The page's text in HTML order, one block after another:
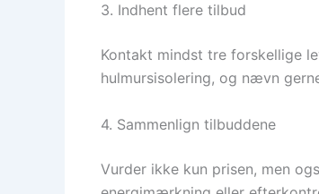
3. Indhent flere tilbud
Kontakt mindst tre forskellige
hulmursisolering, og nævn
4. Sammenlign tilbuddene
Vurder ikke kun prisen, men